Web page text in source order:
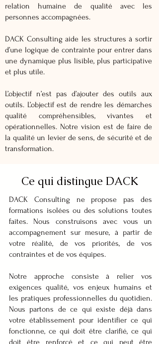
relation humaine de qualité avec les
personnes accompagnées.
DACK Consulting aide les structures à sortir
d’une logique de contrainte pour entrer dans
une dynamique plus lisible, plus participative
et plus utile.
L’objectif n’est pas d’ajouter des outils aux
outils. L’objectif est de rendre les démarches
qualité compréhensibles, vivantes et
opérationnelles. Notre vision est de faire de
la qualité un levier de sens, de sécurité et de
transformation.
Ce qui distingue DACK
DACK Consulting ne propose pas des
formations isolées ou des solutions toutes
faites. Nous construisons avec vous un
accompagnement sur mesure, à partir de
votre réalité, de vos priorités, de vos
contraintes et de vos équipes.
Notre approche consiste à relier vos
exigences qualité, vos enjeux humains et
les pratiques professionnelles du quotidien.
Nous partons de ce qui existe déjà dans
votre établissement pour identifier ce qui
fonctionne, ce qui doit être clarifié, ce qui
doit être renforcé et ce qui peut être